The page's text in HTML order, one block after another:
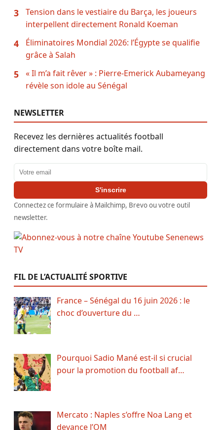
3
Tension dans le vestiaire du Barça, les joueurs
interpellent directement Ronald Koeman
4
Éliminatoires Mondial 2026: l’Égypte se qualifie
grâce à Salah
5
« Il m’a fait rêver » : Pierre-Emerick Aubameyang
révèle son idole au Sénégal
NEWSLETTER
Recevez les dernières actualités football
directement dans votre boîte mail.
Adresse email
S'inscrire
Connectez ce formulaire à Mailchimp, Brevo ou votre outil
newsletter.
FIL DE L’ACTUALITÉ SPORTIVE
France – Sénégal du 16 juin 2026 : le
choc d’ouverture du …
Pourquoi Sadio Mané est-il si crucial
pour la promotion du football af…
Mercato : Naples s’offre Noa Lang et
devance l’OM